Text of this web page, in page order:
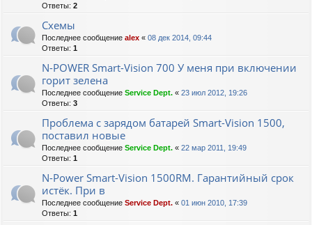
Ответы: 2
Схемы
Последнее сообщение alex « 08 дек 2014, 09:44
Ответы: 1
N-POWER Smart-Vision 700 У меня при включении
горит зелена
Последнее сообщение Service Dept. « 23 июл 2012, 19:26
Ответы: 3
Проблема с зарядом батарей Smart-Vision 1500,
поставил новые
Последнее сообщение Service Dept. « 22 мар 2011, 19:49
Ответы: 1
N-Power Smart-Vision 1500RM. Гарантийный срок
истёк. При в
Последнее сообщение Service Dept. « 01 июн 2010, 17:39
Ответы: 1